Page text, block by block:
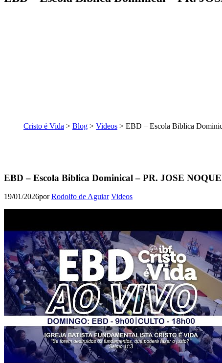
Cristo é Vida > Blog > Videos > EBD – Escola Biblica
EBD – Escola Biblica Dominical – PR. JOSE
19/01/2026porRodolfo de Aguiar Videos